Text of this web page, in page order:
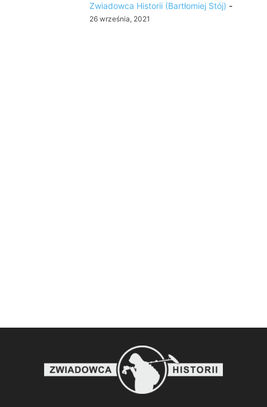
Zwiadowca Historii (Bartłomiej Stój) -
26 września, 2021